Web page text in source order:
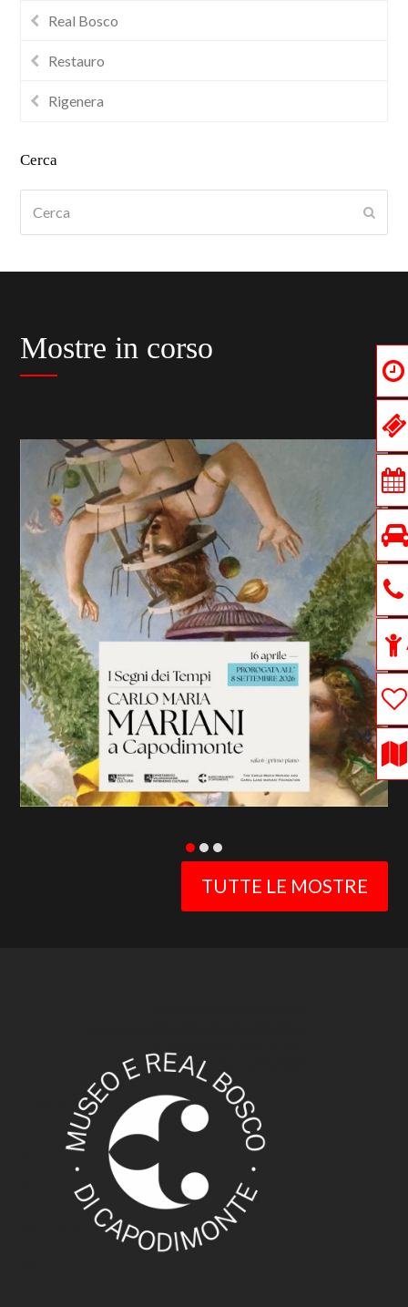
Real Bosco
Restauro
Rigenera
Cerca
Mostre in corso
TUTTE LE MOSTRE